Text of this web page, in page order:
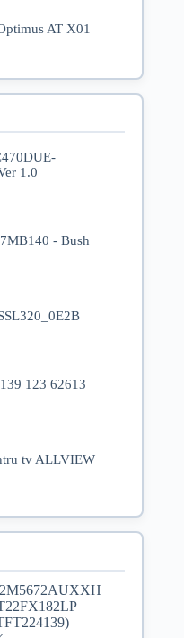
AT X01
1.0
- Bush
123 62613
tv ALLVIEW